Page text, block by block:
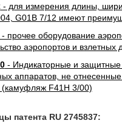
- для измерения длины,
G01B 7/12 имеют
прочее оборудование
аэропортов и взлетных
- Индикаторные и защитные
аппаратов, не
(камуфляж F41H 3/00)
патента RU 2745837: